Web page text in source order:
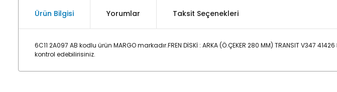
Ürün Bilgisi Yorumlar Taksit Seçenekleri
6C11 2A097 AB kodlu ürün MARGO markadır.FREN DİSKİ : ARKA (Ö.ÇEKER 280 MM) TRANSIT
kontrol edebilirisiniz.